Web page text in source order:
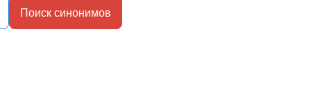
Поиск синонимов